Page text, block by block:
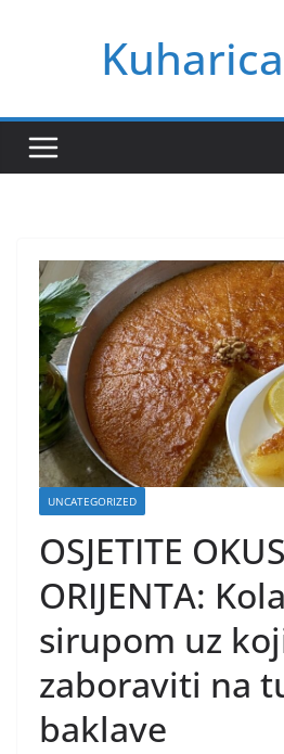
UNCATEGORIZED
OSJETITE OKUS
ORIJENTA:
sirupom uz
zaboraviti na
baklave